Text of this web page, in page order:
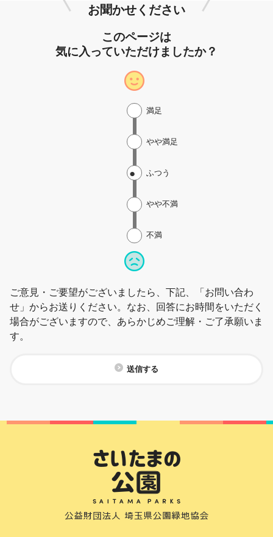
お聞かせください
このページは
気に入っていただけましたか？
不満
やや不満
ふつう
やや満足
満足
ご意見・ご要望がございましたら、下記、「お問い合わ
せ」からお送りください。なお、回答にお時間をいただく
場合がございますので、あらかじめご理解・ご了承願いま
す。
送信する